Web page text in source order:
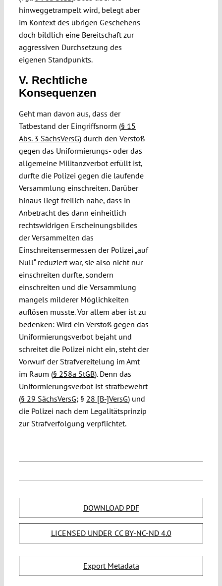
hinweggetrampelt wird, belegt aber
im Kontext des übrigen Geschehens
doch bildlich eine Bereitschaft zur
aggressiven Durchsetzung des
eigenen Standpunkts.
V. Rechtliche
Konsequenzen
Geht man davon aus, dass der
Tatbestand der Eingriffsnorm (§ 15
Abs. 3 SächsVersG) durch den Verstoß
gegen das Uniformierungs- oder das
allgemeine Militanzverbot erfüllt ist,
durfte die Polizei gegen die laufende
Versammlung einschreiten. Darüber
hinaus liegt freilich nahe, dass in
Anbetracht des dann einheitlich
rechtswidrigen Erscheinungsbildes
der Versammelten das
Einschreitensermessen der Polizei „auf
Null“ reduziert war, sie also nicht nur
einschreiten durfte, sondern
einschreiten und die Versammlung
mangels milderer Möglichkeiten
auflösen musste. Vor allem aber ist zu
bedenken: Wird ein Verstoß gegen das
Uniformierungsverbot bejaht und
schreitet die Polizei nicht ein, steht der
Vorwurf der Strafvereitelung im Amt
im Raum (§ 258a StGB). Denn das
Uniformierungsverbot ist strafbewehrt
(§ 29 SächsVersG; § 28 [B-]VersG) und
die Polizei nach dem Legalitätsprinzip
zur Strafverfolgung verpflichtet.
DOWNLOAD PDF
LICENSED UNDER CC BY-NC-ND 4.0
Export Metadata